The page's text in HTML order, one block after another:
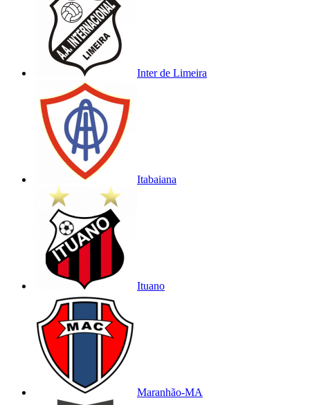
Inter de Limeira
Itabaiana
Ituano
Maranhão-MA